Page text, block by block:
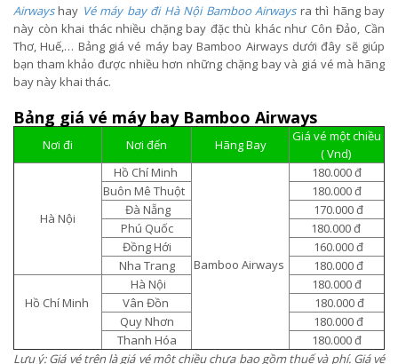
Airwayshay Vé máy bay đi Hà Nội Bamboo Airwaysra thì hãng bay
này còn khai thác nhiều chặng bay đặc thù khác như Côn Đảo, Cần
Thơ, Huế,… Bảng giá vé máy bay Bamboo Airways dưới đây sẽ giúp
bạn tham khảo được nhiều hơn những chặng bay và giá vé mà hãng
bay này khai thác.
Bảng giá vé máy bay Bamboo Airways
Nơi đi Nơi đến Hãng Bay
Giá vé một chiều
( Vnd)
Hà Nội
Hồ Chí Minh
Bamboo Airways
180.000 đ
Buôn Mê Thuột
180.000 đ
Đà Nẵng
170.000 đ
Phú Quốc
180.000 đ
Đồng Hới
160.000 đ
Nha Trang
180.000 đ
Hồ Chí Minh
Hà Nội
180.000 đ
Vân Đồn
180.000 đ
Quy Nhơn
180.000 đ
Thanh Hóa
180.000 đ
Lưu ý: Giá vé trên là giá vé một chiều chưa bao gồm thuế và phí. Giá vé